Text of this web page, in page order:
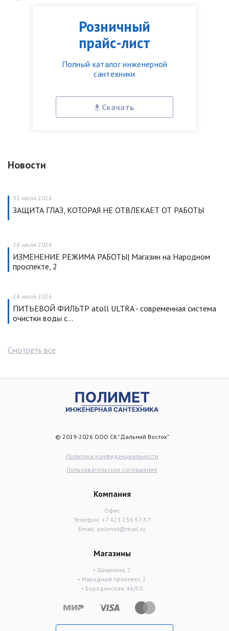
Розничный
прайс-лист
Полный каталог инженерной
сантехники
Скачать
Новости
31 июля 2026
ЗАЩИТА ГЛАЗ, КОТОРАЯ НЕ ОТВЛЕКАЕТ ОТ РАБОТЫ
28 июля 2026
ИЗМЕНЕНИЕ РЕЖИМА РАБОТЫ| Магазин на Народном
проспекте, 2
24 июля 2026
ПИТЬЕВОЙ ФИЛЬТР atoll ULTRA - современная система
очистки воды с…
Смотреть все
© 2019-2026 ООО СК "Дальний Восток"
Политика конфиденциальности
Пользовательское соглашение
Компания
Офис
Телефон: +7 423 239-57-57
Email: polimet@mail.ru
Магазины
• Шишкина, 2
• Народный проспект, 2
• Бородинская, 46/50